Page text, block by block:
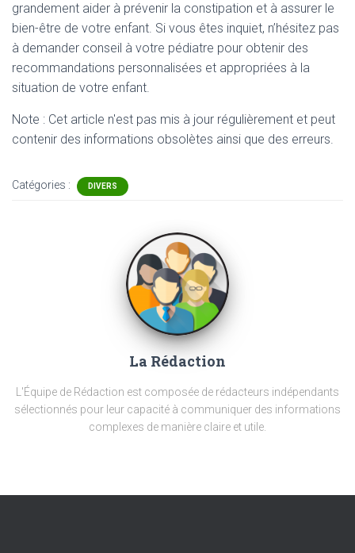
grandement aider à prévenir la constipation et à assurer le
bien-être de votre enfant. Si vous êtes inquiet, n’hésitez pas
à demander conseil à votre pédiatre pour obtenir des
recommandations personnalisées et appropriées à la
situation de votre enfant.
Note : Cet article n'est pas mis à jour régulièrement et peut
contenir des informations obsolètes ainsi que des erreurs.
Catégories : DIVERS
La Rédaction
L'Équipe de Rédaction est composée de rédacteurs indépendants
sélectionnés pour leur capacité à communiquer des informations
complexes de manière claire et utile.